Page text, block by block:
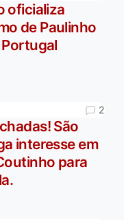
oficializa
de Paulinho
2
São
interesse em
para